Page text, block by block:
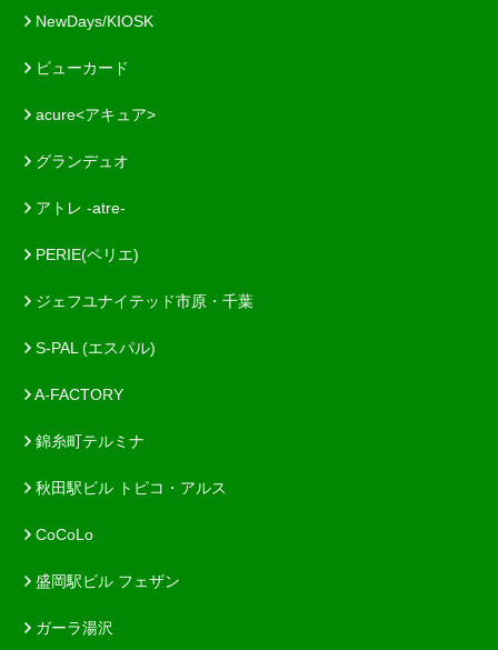
NewDays/KIOSK
ビューカード
acure<アキュア>
グランデュオ
アトレ -atre-
PERIE(ペリエ)
ジェフユナイテッド市原・千葉
S-PAL (エスパル)
A-FACTORY
錦糸町テルミナ
秋田駅ビル トピコ・アルス
CoCoLo
盛岡駅ビル フェザン
ガーラ湯沢